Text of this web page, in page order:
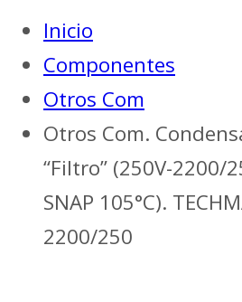
Inicio
Componentes
Otros Com
Otros Com.
“Filtro” (250V-2200/
SNAP 105°C).
2200/250